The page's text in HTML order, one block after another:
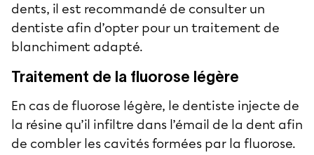
dents, il est recommandé de consulter un
dentiste afin d’opter pour un traitement de
blanchiment adapté.
Traitement de la fluorose légère
En cas de fluorose légère, le dentiste injecte de
la résine qu’il infiltre dans l’émail de la dent afin
de combler les cavités formées par la fluorose.